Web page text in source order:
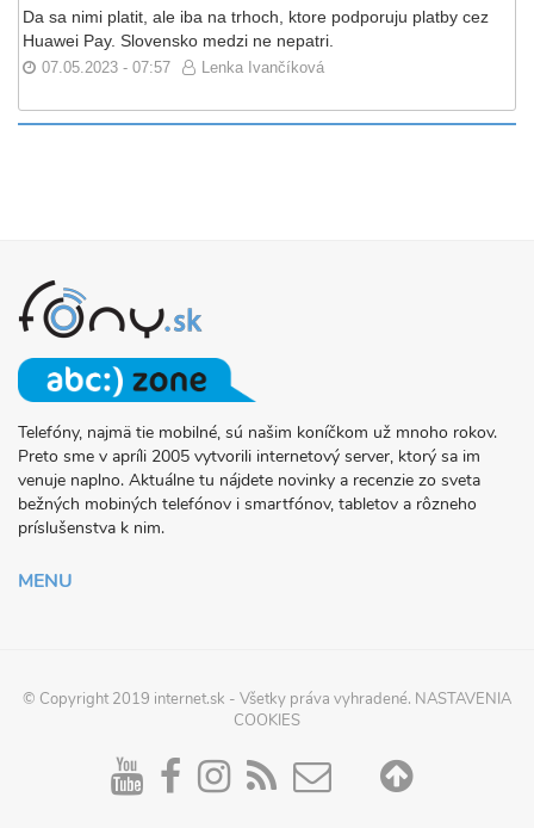
Da sa nimi platit, ale iba na trhoch, ktore podporuju platby cez
Huawei Pay. Slovensko medzi ne nepatri.
07.05.2023 - 07:57 Lenka Ivančíková
O
PROJEKTE
FONY.SK
Telefóny, najmä tie mobilné, sú našim koníčkom už mnoho rokov.
Preto sme v apríli 2005 vytvorili internetový server, ktorý sa im
venuje naplno. Aktuálne tu nájdete novinky a recenzie zo sveta
bežných mobiných telefónov i smartfónov, tabletov a rôzneho
príslušenstva k nim.
MENU
© Copyright 2019 internet.sk - Všetky práva vyhradené. NASTAVENIA
COOKIES